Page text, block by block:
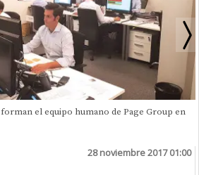
el equipo humano de Page Group en
28 noviembre 2017 01:00